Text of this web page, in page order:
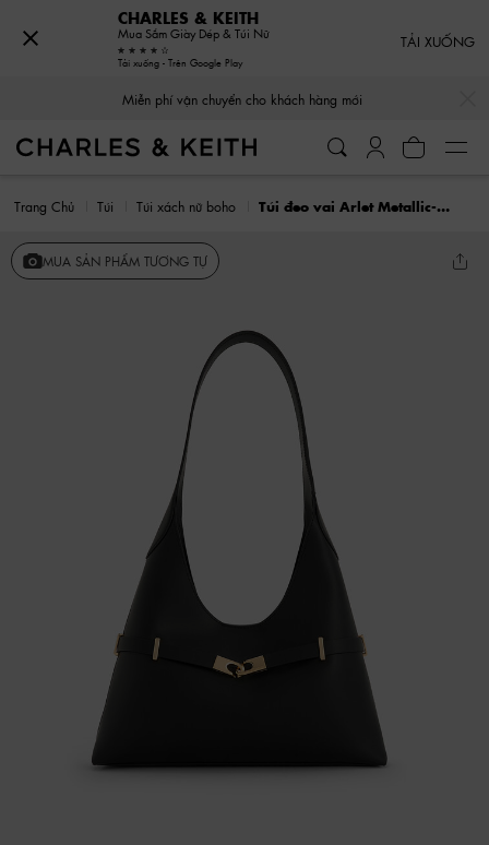
Miễn phí vận chuyển cho khách hàng mới
Trang Chủ Túi Túi xách nữ boho Túi đeo vai Arlet Metallic-Accent Belted Hobo
MUA SẢN PHẨM TƯƠNG TỰ
CHARLES & KEITH
Mua Sắm Giày Dép & Túi Nữ
Tải xuống - Trên Google Play
TẢI XUỐNG